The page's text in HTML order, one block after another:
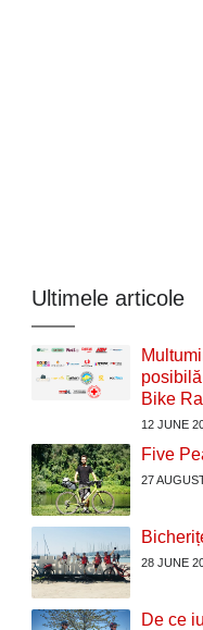
Ultimele articole
Bike
12 JUNE
Five
27
28 JUNE
De ce